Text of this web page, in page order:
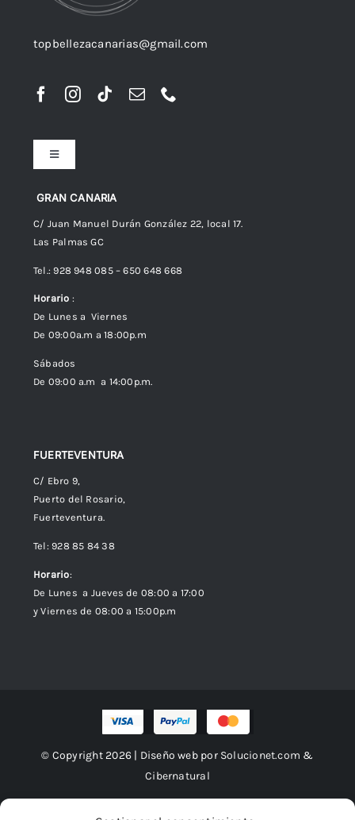
topbellezacanarias@gmail.com
GRAN CANARIA
C/ Juan Manuel Durán González 22, local 17.
Las Palmas GC
Tel.: 928 948 085 – 650 648 668
Horario :
De Lunes a Viernes
De 09:00a.m a 18:00p.m
Sábados
De 09:00 a.m a 14:00p.m.
FUERTEVENTURA
C/ Ebro 9,
Puerto del Rosario,
Fuerteventura.
Tel: 928 85 84 38
Horario:
De Lunes a Jueves de 08:00 a 17:00
y Viernes de 08:00 a 15:00p.m
Toggle
Navigation
Preguntas frecuentes
Envíos
Política de Privacidad
© Copyright 2026 | Diseño web por Solucionet.com &
Cibernatural